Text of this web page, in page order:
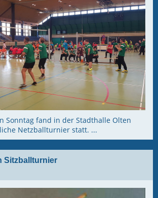
Sonntag fand in der Stadthalle Olten
Netzballturnier statt. ...
Sitzballturnier